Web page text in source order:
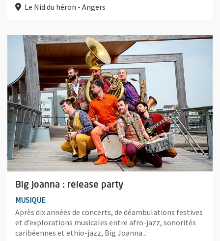
Le Nid du héron - Angers
Big Joanna : release party
MUSIQUE
Après dix années de concerts, de déambulations festives
et d’explorations musicales entre afro-jazz, sonorités
caribéennes et ethio-jazz, Big Joanna...
Plus d'information sur l'évènement : Big Joanna : release party